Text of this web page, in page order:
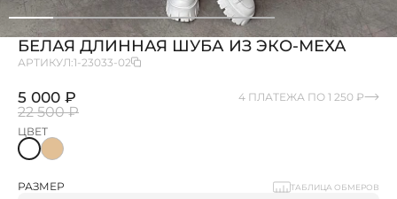
БЕЛАЯ ДЛИННАЯ ШУБА ИЗ ЭКО-МЕХА
АРТИКУЛ:1-23033-02
5 000 ₽
22 500 ₽
4 ПЛАТЕЖА ПО 1 250 ₽
ЦВЕТ
РАЗМЕР ТАБЛИЦА ОБМЕРОВ